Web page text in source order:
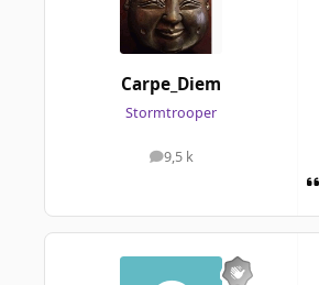
Carpe_Diem
Stormtrooper
9,5 k
messages